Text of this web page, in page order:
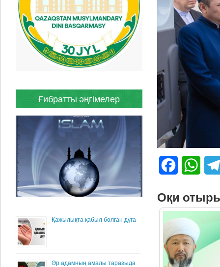
Facebook
Оқи
Ғибратты әңгімелер
Қажылықта қабыл болған дұға
Әр адамның амалы таразыда